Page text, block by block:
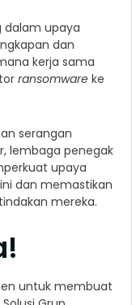
dalam upaya
dan
kerja sama
ransomware ke
serangan
lembaga penegak
upaya
dan memastikan
mereka.
untuk membuat